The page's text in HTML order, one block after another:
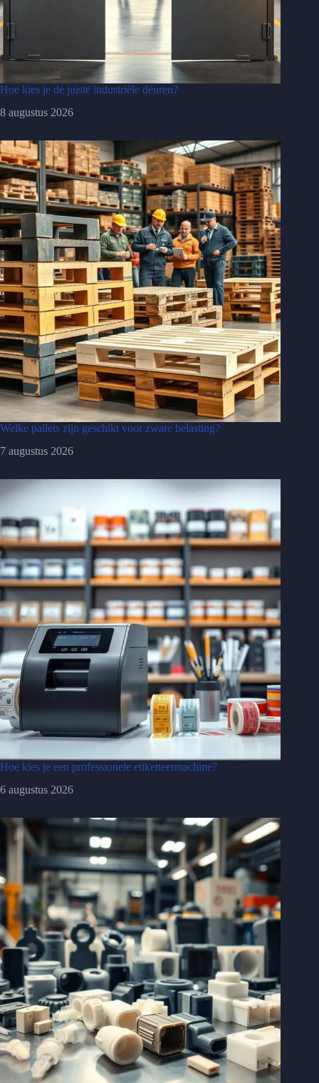
Hoe kies je de juiste industriële deuren?
8 augustus 2026
Welke pallets zijn geschikt voor zware belasting?
7 augustus 2026
Hoe kies je een professionele etiketteermachine?
6 augustus 2026